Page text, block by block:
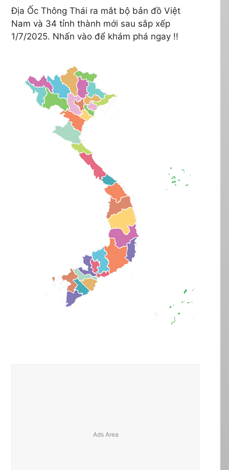
Địa Ốc Thông Thái ra mắt bộ bản đồ Việt
Nam và 34 tỉnh thành mới sau sắp xếp
1/7/2025. Nhấn vào để khám phá ngay !!